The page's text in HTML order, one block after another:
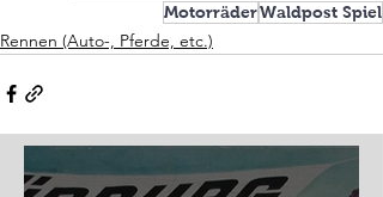
MotorräderWaldpost Spiel
Rennen (Auto-, Pferde, etc.)